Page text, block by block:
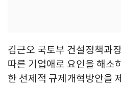
김근오 국토부 건설정책과
따른 기업애로 요인을 해소
한 선제적 규제개혁방안을